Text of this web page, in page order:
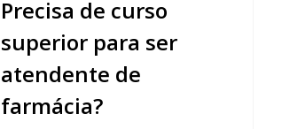
Precisa de curso
superior para ser
atendente de
farmácia?